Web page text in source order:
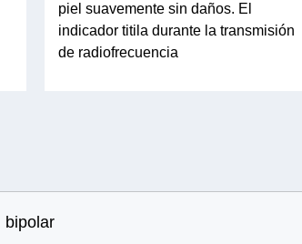
piel suavemente sin daños. El
indicador titila durante la transmisión
de radiofrecuencia
bipolar